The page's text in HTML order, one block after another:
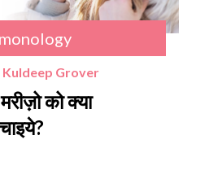
Kuldeep Grover
को क्या